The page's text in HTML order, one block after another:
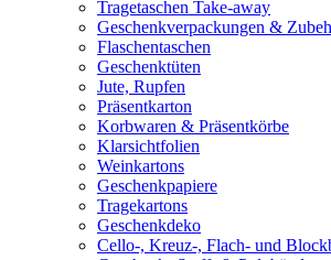
Tragetaschen Take-away
Geschenkverpackungen &
Flaschentaschen
Geschenktüten
Jute, Rupfen
Präsentkarton
Korbwaren & Präsentkörbe
Klarsichtfolien
Weinkartons
Geschenkpapiere
Tragekartons
Geschenkdeko
Cello-, Kreuz-, Flach- und